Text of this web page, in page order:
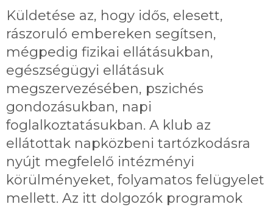
Küldetése az, hogy idős, elesett,
rászoruló embereken segítsen,
mégpedig fizikai ellátásukban,
egészségügyi ellátásuk
megszervezésében, pszichés
gondozásukban, napi
foglalkoztatásukban. A klub az
ellátottak napközbeni tartózkodásra
nyújt megfelelő intézményi
körülményeket, folyamatos felügyelet
mellett. Az itt dolgozók programok